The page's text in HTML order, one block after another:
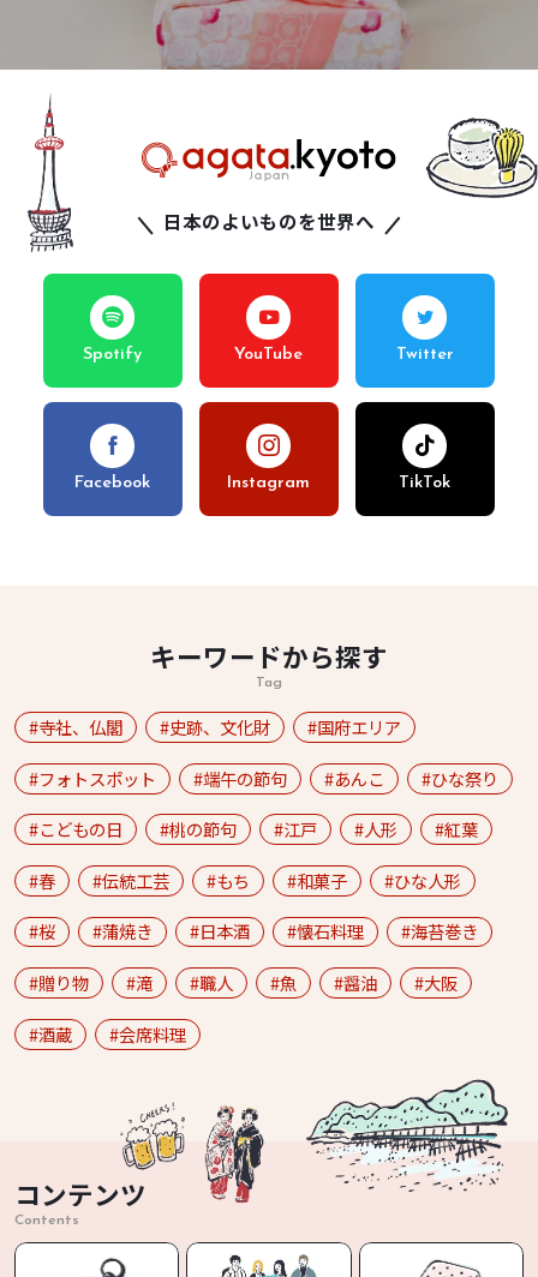
日本のよいものを世界へ
Spotify YouTube Twitter
Facebook Instagram TikTok
キーワードから探す
Tag
寺社、仏閣 史跡、文化財 国府エリア
フォトスポット 端午の節句 あんこ ひな祭り
こどもの日 桃の節句 江戸 人形 紅葉
春 伝統工芸 もち 和菓子 ひな人形
桜 蒲焼き 日本酒 懐石料理 海苔巻き
贈り物 滝 職人 魚 醤油 大阪
酒蔵 会席料理
コンテンツ
Contents